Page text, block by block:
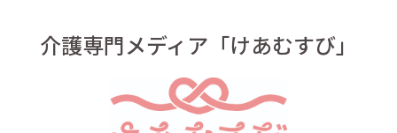
介護専門メディア「けあむすび」